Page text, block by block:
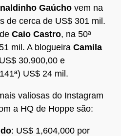
Gaúcho vem na
de cerca de US$ 301 mil.
Caio Castro, na 50ª
mil. A blogueira Camila
30.900,00 e
US$ 24 mil.
valiosas do Instagram
a HQ de Hoppe são:
: US$ 1,604,000 por